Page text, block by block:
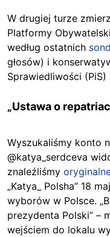
W drugiej turze
Platformy
według ostatnich
głosów) i
Sprawiedliwości
„Ustawa o
Wyszukaliśmy konto
@katya_serdceva
znaleźliśmy
„Katya_ Polsha” 18
wyborów w Polsce.
prezydenta Polski” –
wejściem do lokalu